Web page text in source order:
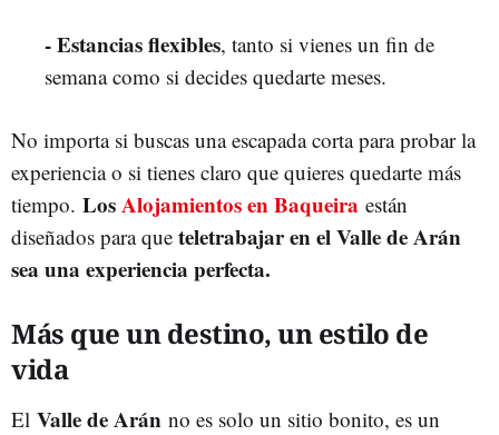
- Estancias flexibles, tanto si vienes un fin de
semana como si decides quedarte meses.
No importa si buscas una escapada corta para probar la
experiencia o si tienes claro que quieres quedarte más
tiempo. LosAlojamientos en Baqueira están
diseñados para que teletrabajar en el Valle de Arán
sea una experiencia perfecta.
Más que un destino, un estilo de
vida
El Valle de Arán no es solo un sitio bonito, es un